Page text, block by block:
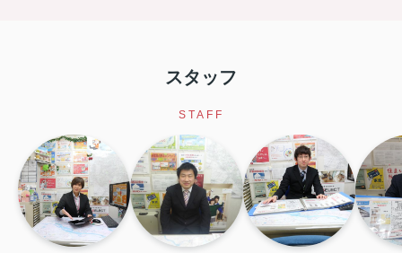
アパートマンション館は365日毎日キャンペーン
スタッフ
STAFF